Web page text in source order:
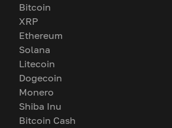
Bitcoin
XRP
Ethereum
Solana
Litecoin
Dogecoin
Monero
Shiba Inu
Bitcoin Cash